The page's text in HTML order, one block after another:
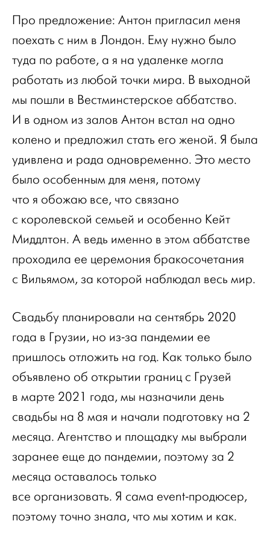
Про предложение: Антон пригласил меня
поехать с ним в Лондон. Ему нужно было
туда по работе, а я на удаленке могла
работать из любой точки мира. В выходной
мы пошли в Вестминстерское аббатство.
И в одном из залов Антон встал на одно
колено и предложил стать его женой. Я была
удивлена и рада одновременно. Это место
было особенным для меня, потому
что я обожаю все, что связано
с королевской семьей и особенно Кейт
Миддлтон. А ведь именно в этом аббатстве
проходила ее церемония бракосочетания
с Вильямом, за которой наблюдал весь мир.
Свадьбу планировали на сентябрь 2020
года в Грузии, но из-за пандемии ее
пришлось отложить на год. Как только было
объявлено об открытии границ с Грузей
в марте 2021 года, мы назначили день
свадьбы на 8 мая и начали подготовку на 2
месяца. Агентство и площадку мы выбрали
заранее еще до пандемии, поэтому за 2
месяца оставалось только
все организовать. Я сама event-продюсер,
поэтому точно знала, что мы хотим и как.